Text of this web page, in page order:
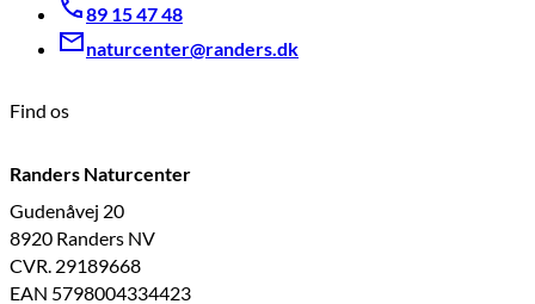
89 15 47 48
naturcenter@randers.dk
Find os
Randers Naturcenter
Gudenåvej 20
8920 Randers NV
CVR. 29189668
EAN 5798004334423